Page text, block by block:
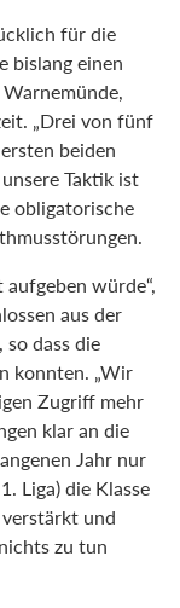
für die
bislang einen
„Drei von fünf
beiden
Taktik ist
obligatorische
würde“,
aus der
dass die
konnten. „Wir
Zugriff mehr
klar an die
Jahr nur
Liga) die Klasse
und
zu tun